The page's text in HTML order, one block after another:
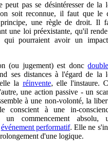
peut pas se désintéresser de la
soit reconnue, il faut que le
une règle de droit. Il
une loi préexistante, qu'il
pourraient avoir un
(ou jugement) est donc
ses distances à l'égard de la
la réinvente, elle l'instaure.
une action passive - un
à une non-volonté, la
conscient à une in-
un commencement absolu,
événement performatif. Elle ne
d'une logique.